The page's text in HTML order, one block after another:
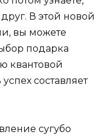
В этой новой
вы можете
подарка
квантовой
составляет
сугубо